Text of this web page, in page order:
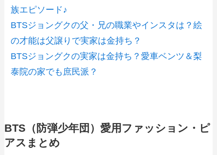
族エピソード♪
BTSジョングクの父・兄の職業やインスタは？絵
の才能は父譲りで実家は金持ち？
BTSジョングクの実家は金持ち？愛車ベンツ＆梨
泰院の家でも庶民派？
BTS（防弾少年団）愛用ファッション・ピ
アスまとめ